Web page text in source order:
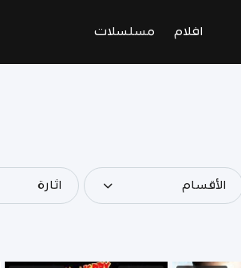
افلام مسلسلات
الأقسام اثارة